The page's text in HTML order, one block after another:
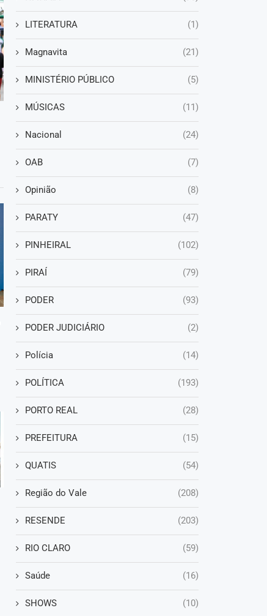
LITERATURA (1)
Magnavita (21)
MINISTÉRIO PÚBLICO (5)
MÚSICAS (11)
Nacional (24)
OAB (7)
Opinião (8)
PARATY (47)
PINHEIRAL (102)
PIRAÍ (79)
PODER (93)
PODER JUDICIÁRIO (2)
Polícia (14)
POLÍTICA (193)
PORTO REAL (28)
PREFEITURA (15)
QUATIS (54)
Região do Vale (208)
RESENDE (203)
RIO CLARO (59)
Saúde (16)
SHOWS (10)